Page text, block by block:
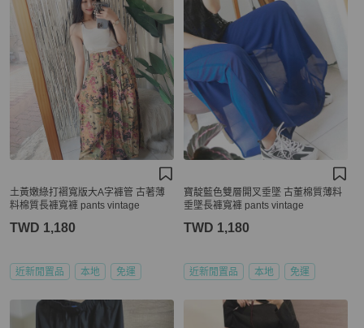
土黃嫩綠打褶寬版大A字褲管 古著薄
料棉質長褲寬褲 pants vintage
TWD 1,180
近新閒置品 本地 免運
寶靛藍色雙層開叉垂墜 古董棉質薄料
垂墜長褲寬褲 pants vintage
TWD 1,180
近新閒置品 本地 免運